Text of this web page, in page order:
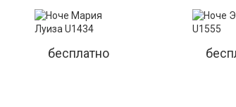
бесплатно